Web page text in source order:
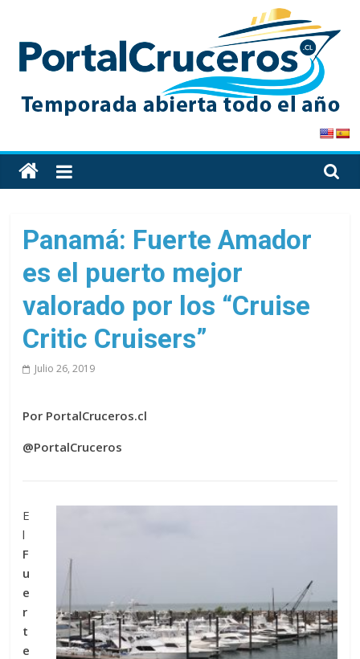
content
PortalCruceros
Toda
la
de
cruceros
en
solo
sitio
Panamá: Fuerte Amador
es el puerto mejor
valorado por los “Cruise
Critic Cruisers”
Julio 26, 2019
Por PortalCruceros.cl
@PortalCruceros
E
l
F
u
e
r
t
e